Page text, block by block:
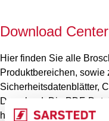
Download Center
Hier finden Sie alle
Produktbereichen, sowie
Sicherheitsdatenblätter,
Download. Die PDF-
heruntergeladen und /